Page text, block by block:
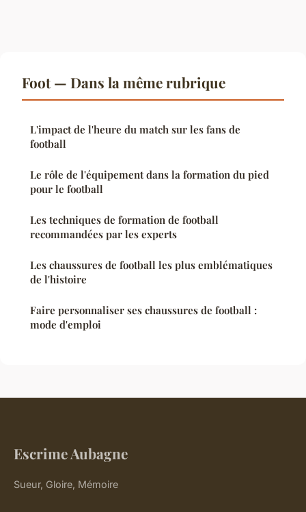
Foot — Dans la même rubrique
L'impact de l'heure du match sur les fans de
football
Le rôle de l'équipement dans la formation du pied
pour le football
Les techniques de formation de football
recommandées par les experts
Les chaussures de football les plus emblématiques
de l'histoire
Faire personnaliser ses chaussures de football :
mode d'emploi
Escrime Aubagne
Sueur, Gloire, Mémoire